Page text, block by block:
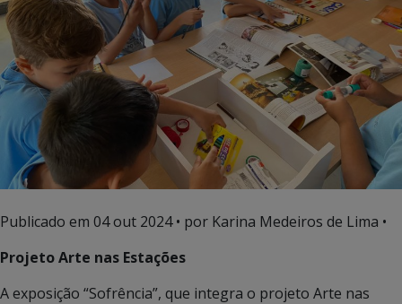
Publicado em 04 out 2024• por Karina Medeiros de Lima •
Projeto Arte nas Estações
A exposição “Sofrência”, que integra o projeto Arte nas